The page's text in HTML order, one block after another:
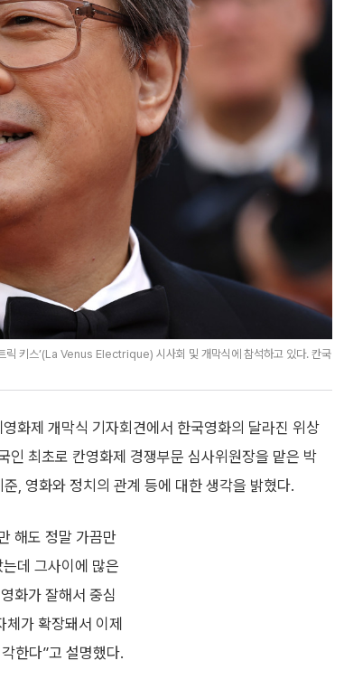
릭 키스’(La Venus Electrique) 시사회 및 개막식에 참석하고 있다. 칸국
화제 개막식 기자회견에서 한국영화의 달라진 위상
인 최초로 칸영화제 경쟁부문 심사위원장을 맡은 박
, 영화와 정치의 관계 등에 대한 생각을 밝혔다.
해도 정말 가끔만
데 그사이에 많은
화가 잘해서 중심
가 확장돼서 이제
한다”고 설명했다.